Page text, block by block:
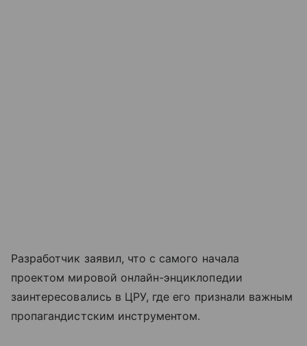
Разработчик заявил, что с самого начала
проектом мировой онлайн-энциклопедии
заинтересовались в ЦРУ, где его признали важным
пропагандистским инструментом.